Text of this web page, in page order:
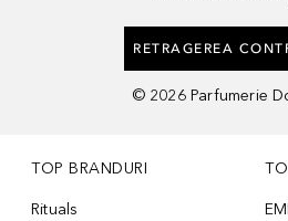
RETRAGEREA
© 2026 Parfumerie
TOP BRANDURI
Rituals